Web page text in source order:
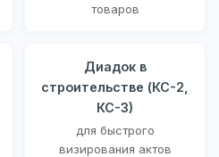
товаров
Диадок в
строительстве (КС-2,
КС-3)
для быстрого
визирования актов